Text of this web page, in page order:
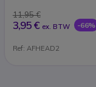
11,95 €
3,95 € ex. BTW -66%
Ref: AFHEAD2